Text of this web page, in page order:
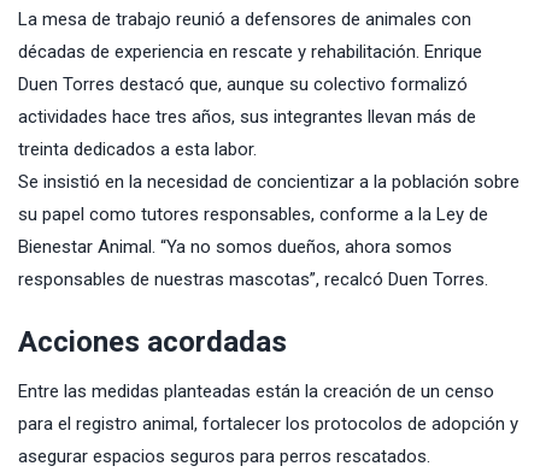
La mesa de trabajo reunió a defensores de animales con
décadas de experiencia en rescate y rehabilitación. Enrique
Duen Torres destacó que, aunque su colectivo formalizó
actividades hace tres años, sus integrantes llevan más de
treinta dedicados a esta labor.
Se insistió en la necesidad de concientizar a la población sobre
su papel como tutores responsables, conforme a la Ley de
Bienestar Animal. “Ya no somos dueños, ahora somos
responsables de nuestras mascotas”, recalcó Duen Torres.
Acciones acordadas
Entre las medidas planteadas están la creación de un censo
para el registro animal, fortalecer los protocolos de adopción y
asegurar espacios seguros para perros rescatados.